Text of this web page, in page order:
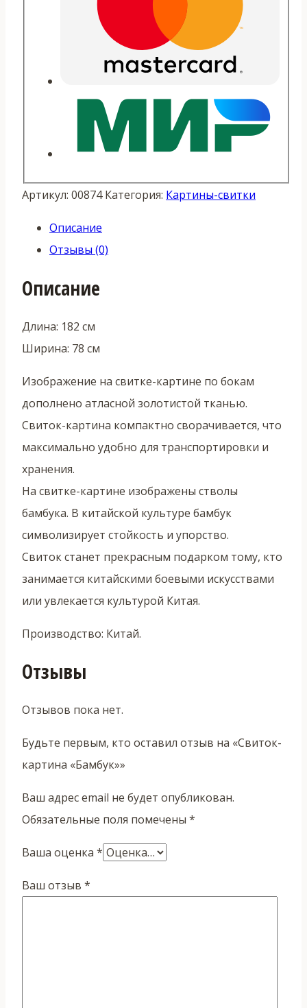
Артикул: 00874 Категория: Картины-свитки
Описание
Отзывы (0)
Описание
Длина: 182 см
Ширина: 78 см
Изображение на свитке-картине по бокам
дополнено атласной золотистой тканью.
Свиток-картина компактно сворачивается, что
максимально удобно для транспортировки и
хранения.
На свитке-картине изображены стволы
бамбука. В китайской культуре бамбук
символизирует стойкость и упорство.
Свиток станет прекрасным подарком тому, кто
занимается китайскими боевыми искусствами
или увлекается культурой Китая.
Производство: Китай.
Отзывы
Отзывов пока нет.
Будьте первым, кто оставил отзыв на «Свиток-
картина «Бамбук»»
Ваш адрес email не будет опубликован.
Обязательные поля помечены *
Ваша оценка *
Ваш отзыв *